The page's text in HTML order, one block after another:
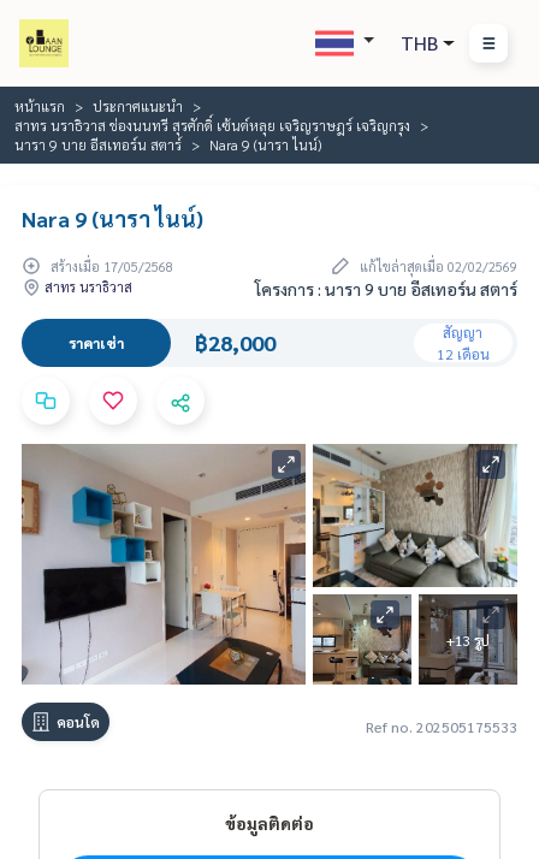
THB
หน้าแรก
ประกาศแนะนำ
สาทร นราธิวาส ช่องนนทรี สุรศักดิ์ เซ้นต์หลุย เจริญราษฎร์ เจริญกรุง
นารา 9 บาย อีสเทอร์น สตาร์
Nara 9 (นารา ไนน์)
Nara 9 (นารา ไนน์)
สร้างเมื่อ 17/05/2568
แก้ไขล่าสุดเมื่อ 02/02/2569
สาทร นราธิวาส
โครงการ : นารา 9 บาย อีสเทอร์น สตาร์
ราคาเช่า ฿28,000
สัญญา
12 เดือน
+13 รูป
คอนโด Ref no. 202505175533
ข้อมูลติดต่อ